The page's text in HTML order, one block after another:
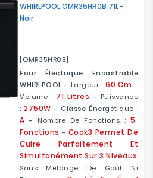
WHIRLPOOL OMR35HR0B 71L -
Noir
[OMR35HR0B]
Four Électrique Encastrable
WHIRLPOOL - Largeur : 60 Cm -
Volume : 71 Litres - Puissance
: 2750W - Classe Énergétique :
A - Nombre De Fonctions : 5
Fonctions - Cook3 Permet De
Cuire Parfaitement Et
Simultanément Sur 3 Niveaux
Sans Mélange De Goût Ni